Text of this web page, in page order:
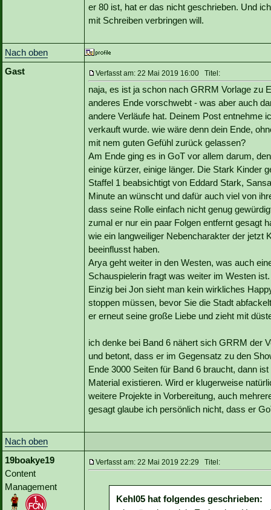
er 80 ist, hat er das nicht geschrieben. Und
mit Schreiben verbringen will.
Nach oben
Gast
Verfasst am: 22 Mai 2019 16:00 Titel:
naja, es ist ja schon nach GRRM Vorlage zu
anderes Ende vorschwebt - was aber auch
andere Verläufe hat. Deinem Post entnehme
verkauft wurde. wie wäre denn dein Ende,
mit nem guten Gefühl zurück gelassen?
Am Ende ging es in GoT vor allem darum,
einige kürzer, einige länger. Die Stark Kinder
Staffel 1 beabsichtigt von Eddard Stark,
Minute an wünscht und dafür auch viel von
dass seine Rolle einfach nicht genug
zumal er nur ein paar Folgen entfernt gesagt
wie ein langweiliger Nebencharakter der jetzt
beeinflusst haben.
Arya geht weiter in den Westen, was auch
Schauspielerin fragt was weiter im Westen ist.
Einzig bei Jon sieht man kein wirkliches
stoppen müssen, bevor Sie die Stadt
er erneut seine große Liebe und zieht mit
ich denke bei Band 6 nähert sich GRRM der
und betont, dass er im Gegensatz zu den
Ende 3000 Seiten für Band 6 braucht, dann
Material existieren. Wird er klugerweise
weitere Projekte in Vorbereitung, auch
gesagt glaube ich persönlich nicht, dass er
Nach oben
19boakye19
Content
Management
Verfasst am: 22 Mai 2019 22:29 Titel:
Kehl05 hat folgendes geschrieben: